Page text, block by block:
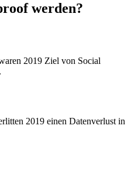
werden?
2019 Ziel von Social
2019 einen Datenverlust in